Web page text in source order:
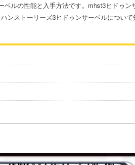
ベルの性能と入手方法です。mhst3ヒドゥン
ンストーリーズ3ヒドゥンサーベルについ